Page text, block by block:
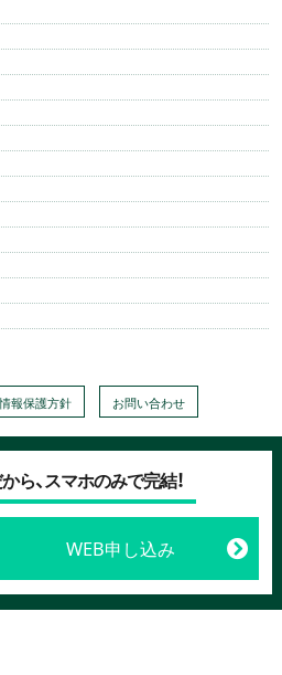
報保護方針 お問い合わせ
ら、スマホのみで完結！
WEB申し込み